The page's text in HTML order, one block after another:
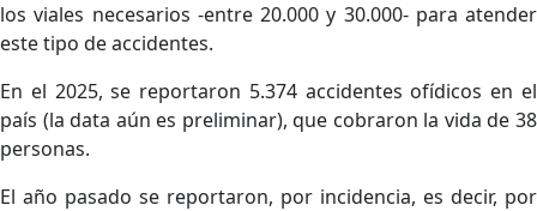
los viales necesarios -entre 20.000 y 30.000- para atender
este tipo de accidentes.
En el 2025, se reportaron 5.374 accidentes ofídicos en el
país (la data aún es preliminar), que cobraron la vida de 38
personas.
El año pasado se reportaron, por incidencia, es decir, por